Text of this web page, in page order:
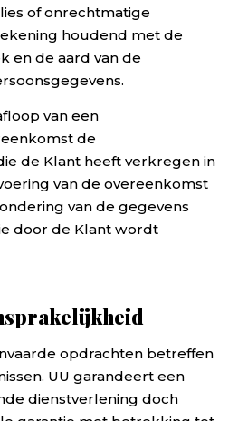
of onrechtmatige
houdend met de
en de aard van de
van een
de
de Klant heeft verkregen in
van de overeenkomst
van de gegevens
door de Klant wordt
opdrachten betreffen
UU garandeert een
dienstverlening doch